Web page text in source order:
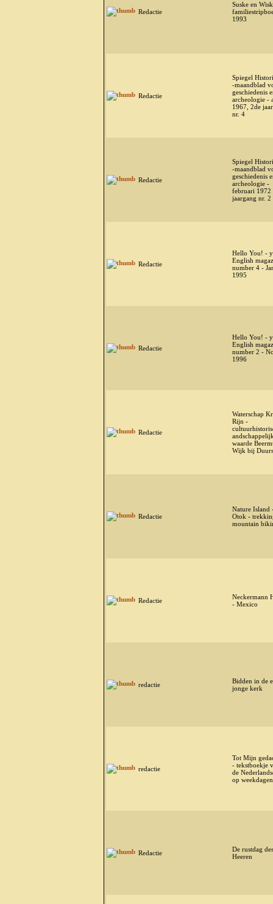
Redactie
Suske en
1993
Redactie
Spiegel
-maandblad
geschiedenis
archeologie -
1967, 2de
nr. 4
Redactie
Spiegel
-maandblad
geschiedenis
archeologie -
februari 1972
jaargang nr. 2
Redactie
Hello You! -
English
number 4 -
1995
Redactie
Hello You! -
English
number 2 -
1996
Redactie
Waterschap
Rijn -
waarde
Wijk bij
Redactie
Nature Island
Otok -
mountain
Redactie
Neckermann
- Mexico
redactie
Bidden in de
jonge kerk
redactie
Tot Mijn
- tekstboekje
de
op weekdagen
Redactie
De rustdag des
Heeren